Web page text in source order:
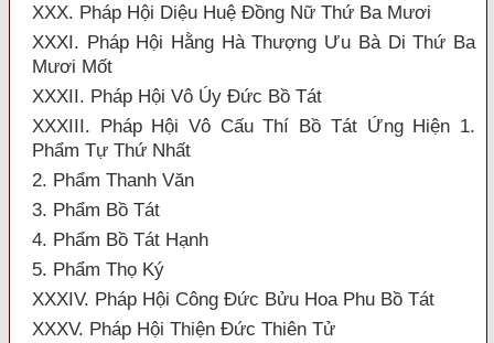
XXX. Pháp Hội Diệu Huệ Đồng Nữ Thứ Ba Mươi
XXXI. Pháp Hội Hằng Hà Thượng Ưu Bà Di Thứ Ba
Mươi Mốt
XXXII. Pháp Hội Vô Úy Đức Bồ Tát
XXXIII. Pháp Hội Vô Cấu Thí Bồ Tát Ứng Hiện 1.
Phẩm Tự Thứ Nhất
2. Phẩm Thanh Văn
3. Phẩm Bồ Tát
4. Phẩm Bồ Tát Hạnh
5. Phẩm Thọ Ký
XXXIV. Pháp Hội Công Đức Bửu Hoa Phu Bồ Tát
XXXV. Pháp Hội Thiện Đức Thiên Tử